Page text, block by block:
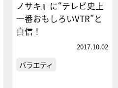
ノサキ』に“テレビ史上
一番おもしろいVTR”と
自信！
2017.10.02
バラエティ